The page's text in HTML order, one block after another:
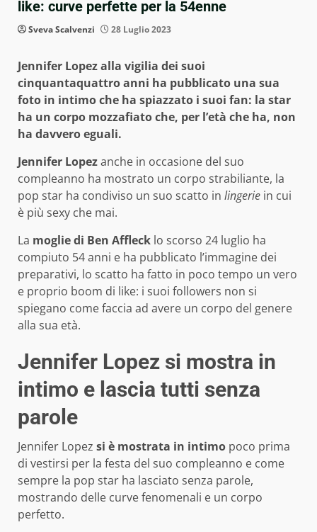
like: curve perfette per la 54enne
Sveva Scalvenzi 28 Luglio 2023
Jennifer Lopez alla vigilia dei suoi
cinquantaquattro anni ha pubblicato una sua
foto in intimo che ha spiazzato i suoi fan: la star
ha un corpo mozzafiato che, per l’età che ha, non
ha davvero eguali.
Jennifer Lopezanche in occasione del suo
compleanno ha mostrato un corpo strabiliante, la
pop star ha condiviso un suo scatto in lingerie in cui
è più sexy che mai.
La moglie di Ben Affleck lo scorso 24 luglio ha
compiuto 54 anni e ha pubblicato l’immagine dei
preparativi, lo scatto ha fatto in poco tempo un vero
e proprio boom di like: i suoi followers non si
spiegano come faccia ad avere un corpo del genere
alla sua età.
Jennifer Lopez si mostra in
intimo e lascia tutti senza
parole
Jennifer Lopez si è mostrata in intimo poco prima
di vestirsi per la festa del suo compleanno e come
sempre la pop star ha lasciato senza parole,
mostrando delle curve fenomenali e un corpo
perfetto.